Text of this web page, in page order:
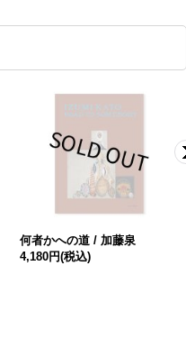
何者かへの道 / 加藤泉
4,180円(税込)